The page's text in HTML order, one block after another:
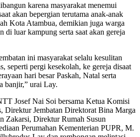
karena masyarakat menemui
akan bepergian terutama anak-anak
Kota Atambua, demikian juga warga
di luar kampung serta saat akan gereja
ini masyarakat selalu kesulitan
seperti pergi kesekolah, ke gereja disaat
hari besar Paskah, Natal serta
banjir,” urai Lay.
Josef Nai Soi bersama Ketua Komisi
Direktur Jembatan Direktorat Bina Marga
Zakarsi, Direktur Rumah Susun
Perumahan Kementerian PUPR, M.